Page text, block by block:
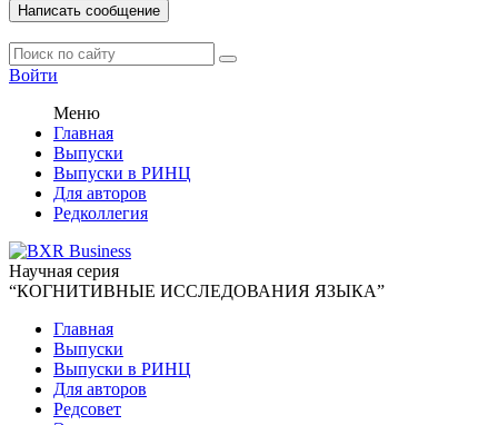
Написать сообщение
Войти
Меню
Главная
Выпуски
Выпуски в РИНЦ
Для авторов
Редколлегия
Научная серия
“КОГНИТИВНЫЕ ИССЛЕДОВАНИЯ ЯЗЫКА”
Главная
Выпуски
Выпуски в РИНЦ
Для авторов
Редсовет